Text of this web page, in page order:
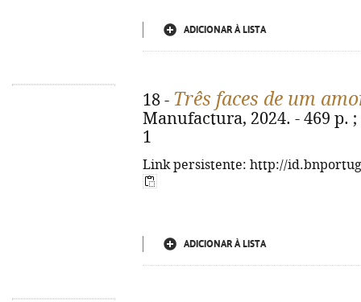
ADICIONAR À LISTA
18 - Três faces de um
Manufactura, 2024. - 469 p. ;
1
Link persistente: http://
ADICIONAR À LISTA